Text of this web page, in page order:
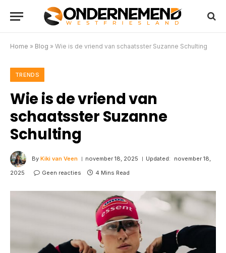
Home » Blog » Wie is de vriend van schaatsster Suzanne Schulting
TRENDS
Wie is de vriend van
schaatsster Suzanne
Schulting
By Kiki van Veen november 18, 2025 Updated:
november 18,
2025
Geen reacties 4 Mins Read